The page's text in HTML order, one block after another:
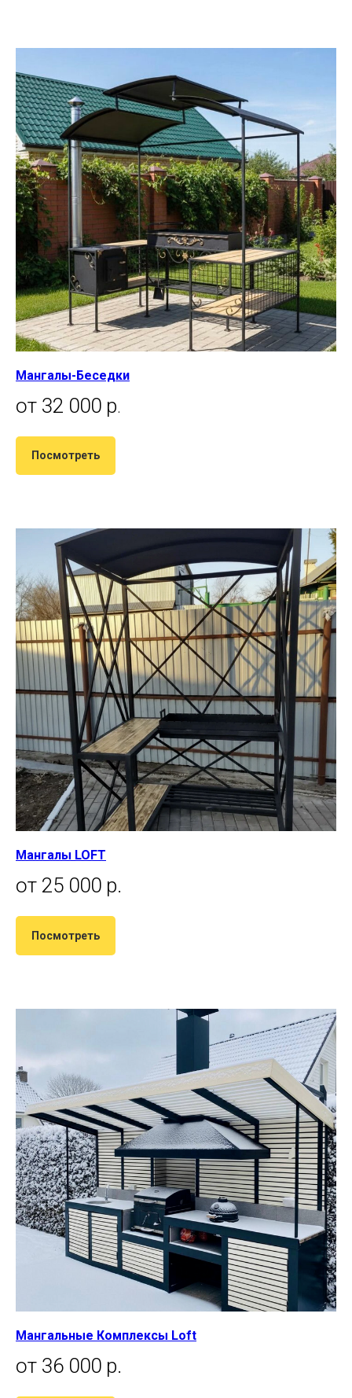
Мангалы-Беседки
от 32 000 р.
Посмотреть
Мангалы LOFT
от 25 000 р.
Посмотреть
Мангальные Комплексы Loft
от 36 000 р.